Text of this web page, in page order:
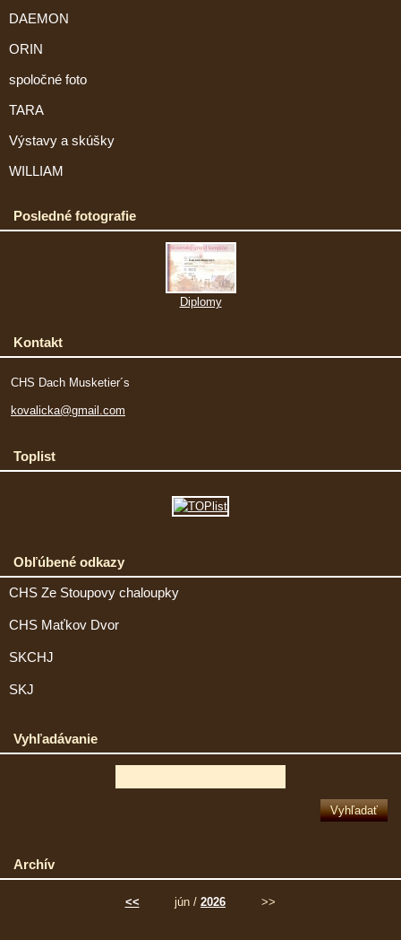
DAEMON
ORIN
spoločné foto
TARA
Výstavy a skúšky
WILLIAM
Posledné fotografie
Diplomy
Kontakt
CHS Dach Musketier´s
kovalicka@gmail.com
Toplist
Obľúbené odkazy
CHS Ze Stoupovy chaloupky
CHS Maťkov Dvor
SKCHJ
SKJ
Vyhľadávanie
Archív
<< jún / 2026 >>